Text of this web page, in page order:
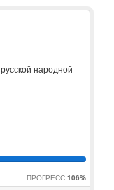
народной
ПРОГРЕСС 106%